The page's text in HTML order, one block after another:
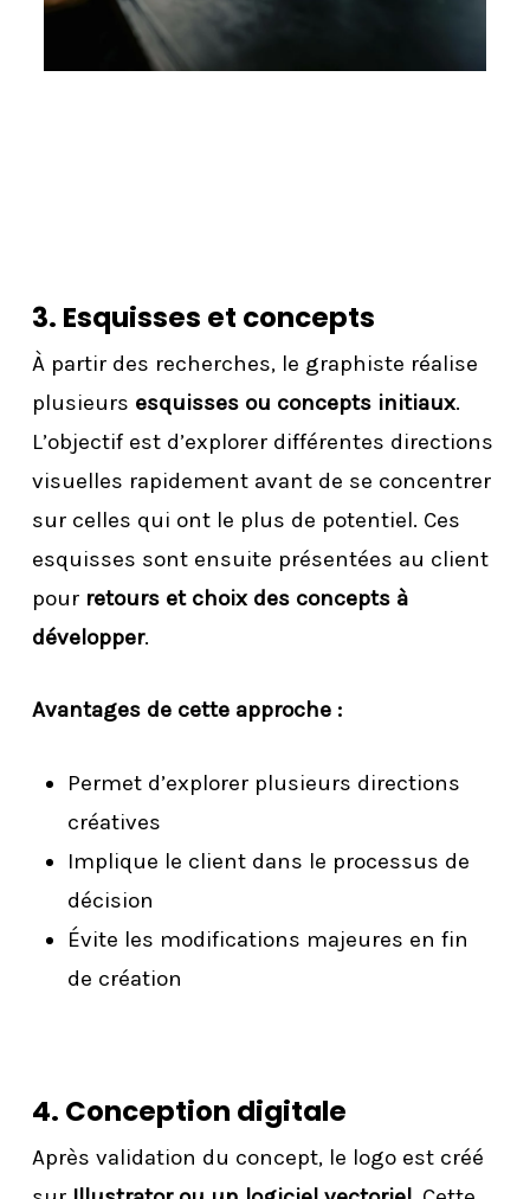
3. Esquisses et concepts
À partir des recherches, le graphiste réalise
plusieurs esquisses ou concepts initiaux.
L’objectif est d’explorer différentes directions
visuelles rapidement avant de se concentrer
sur celles qui ont le plus de potentiel. Ces
esquisses sont ensuite présentées au client
pour retours et choix des concepts à
développer.
Avantages de cette approche :
Permet d’explorer plusieurs directions
créatives
Implique le client dans le processus de
décision
Évite les modifications majeures en fin
de création
4. Conception digitale
Après validation du concept, le logo est créé